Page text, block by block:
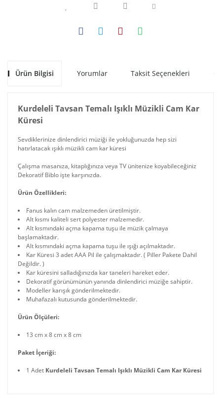
Ürün Bilgisi Yorumlar Taksit Seçenekleri
Kurdeleli Tavsan Temalı Işıklı Müzikli Cam Kar
Küresi
Sevdiklerinize dinlendirici müziği ile yokluğunuzda hep sizi
hatırlatacak ışıklı müzikli cam kar küresi
Çalışma masanıza, kitaplığınıza veya TV ünitenize koyabileceğiniz
Dekoratif Biblo işte karşınızda.
Ürün Özellikleri:
Fanus kalın cam malzemeden üretilmiştir.
Alt kısmı kaliteli sert polyester malzemedir.
Alt kısmındaki açma kapama tuşu ile müzik çalmaya
başlamaktadır.
Alt kısmındaki açma kapama tuşu ile ışığı açılmaktadır.
Kar Küresi 3 adet AAA Pil ile çalışmaktadır. ( Piller Pakete Dahil
Değildir. )
Kar küresini salladığınızda kar taneleri hareket eder.
Dekoratif görünümünün yanında dinlendirici müziğe sahiptir.
Modeller karışık gönderilmektedir.
Muhafazalı kutusunda gönderilmektedir.
Ürün Ölçüleri:
13 cm x 8 cm x 8 cm
Paket İçeriği:
1 Adet Kurdeleli Tavsan Temalı Işıklı Müzikli Cam Kar Küresi